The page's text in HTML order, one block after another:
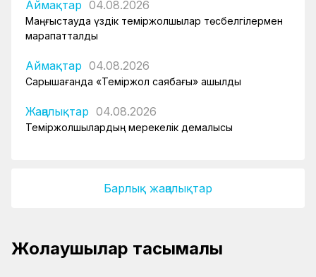
Аймақтар 04.08.2026
Маңғыстауда үздік теміржолшылар төсбелгілермен
марапатталды
Аймақтар 04.08.2026
Сарышағанда «Теміржол саябағы» ашылды
Жаңалықтар 04.08.2026
Теміржолшылардың мерекелік демалысы
Барлық жаңалықтар
Жолаушылар тасымалы
Пойыздағы санитарлық қауіпсіздік қалай
қамтамасыз етіледі?
Пойызда қандай заттарды алып жүруге